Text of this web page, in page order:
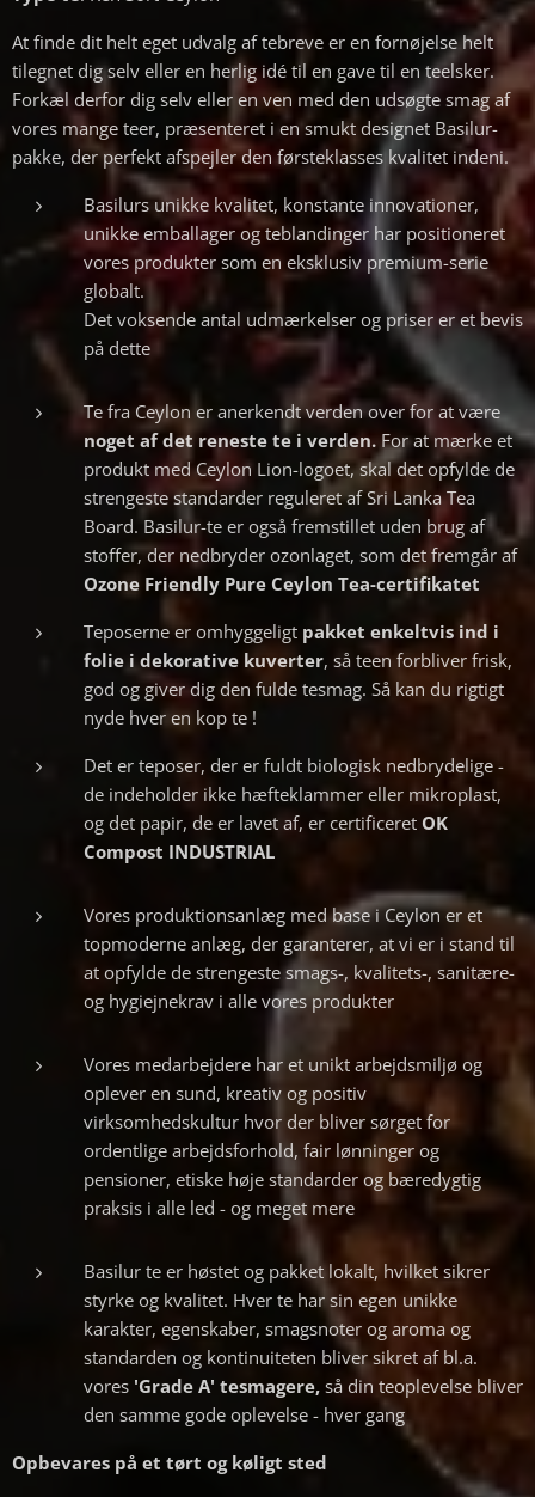
At finde dit helt eget udvalg af tebreve er en fornøjelse helt
tilegnet dig selv eller en herlig idé til en gave til en teelsker.
Forkæl derfor dig selv eller en ven med den udsøgte smag af
vores mange teer, præsenteret i en smukt designet Basilur-
pakke, der perfekt afspejler den førsteklasses kvalitet indeni.
Basilurs unikke kvalitet, konstante innovationer,
unikke emballager og teblandinger har positioneret
vores produkter som en eksklusiv premium-serie
globalt.
Det voksende antal udmærkelser og priser er et bevis
på dette
Te fra Ceylon er anerkendt verden over for at være
noget af det reneste te i verden. For at mærke et
produkt med Ceylon Lion-logoet, skal det opfylde de
strengeste standarder reguleret af Sri Lanka Tea
Board. Basilur-te er også fremstillet uden brug af
stoffer, der nedbryder ozonlaget, som det fremgår af
Ozone Friendly Pure Ceylon Tea-certifikatet
Teposerne er omhyggeligt pakket enkeltvis ind i
folie i dekorative kuverter, så teen forbliver frisk,
god og giver dig den fulde tesmag. Så kan du rigtigt
nyde hver en kop te !
Det er teposer, der er fuldt biologisk nedbrydelige -
de indeholder ikke hæfteklammer eller mikroplast,
og det papir, de er lavet af, er certificeret OK
Compost INDUSTRIAL
Vores produktionsanlæg med base i Ceylon er et
topmoderne anlæg, der garanterer, at vi er i stand til
at opfylde de strengeste smags-, kvalitets-, sanitære-
og hygiejnekrav i alle vores produkter
Vores medarbejdere har et unikt arbejdsmiljø og
oplever en sund, kreativ og positiv
virksomhedskultur hvor der bliver sørget for
ordentlige arbejdsforhold, fair lønninger og
pensioner, etiske høje standarder og bæredygtig
praksis i alle led - og meget mere
Basilur te er høstet og pakket lokalt, hvilket sikrer
styrke og kvalitet. Hver te har sin egen unikke
karakter, egenskaber, smagsnoter og aroma og
standarden og kontinuiteten bliver sikret af bl.a.
vores 'Grade A' tesmagere, så din teoplevelse bliver
den samme gode oplevelse - hver gang
Opbevares på et tørt og køligt sted